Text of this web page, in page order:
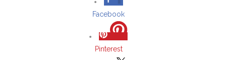
Facebook
Pinterest